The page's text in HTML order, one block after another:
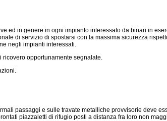
in genere in ogni impianto interessato da binari in
di servizio di spostarsi con la massima sicurezza
negli impianti interessati.
opportunamente segnalate.
passaggi e sulle travate metalliche provvisorie deve
piazzaletti di rifugio posti a distanza fra loro non